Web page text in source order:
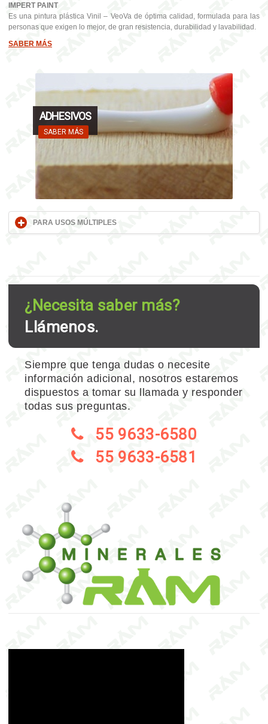
IMPERT PAINT
Es una pintura plástica Vinil – VeoVa de óptima calidad, formulada para las
personas que exigen lo mejor, de gran resistencia, durabilidad y lavabilidad.
SABER MÁS
ADHESIVOS
SABER MÁS
PARA USOS MÚLTIPLES
¿Necesita saber más?
Llámenos.
Siempre que tenga dudas o necesite
información adicional, nosotros estaremos
dispuestos a tomar su llamada y responder
todas sus preguntas.
55 9633-6580
55 9633-6581